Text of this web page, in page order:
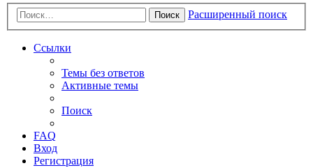
Поиск Расширенный поиск
Ссылки
Темы без ответов
Активные темы
Поиск
FAQ
Вход
Регистрация